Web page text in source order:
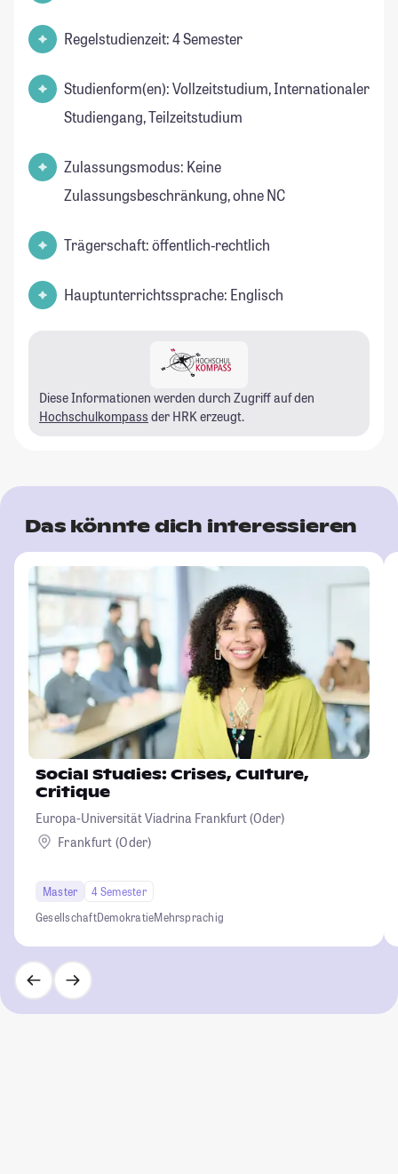
Regelstudienzeit: 4 Semester
Studienform(en): Vollzeitstudium, Internationaler
Studiengang, Teilzeitstudium
Zulassungsmodus: Keine
Zulassungsbeschränkung, ohne NC
Trägerschaft: öffentlich-rechtlich
Hauptunterrichtssprache: Englisch
Diese Informationen werden durch Zugriff auf den
Hochschulkompass der HRK erzeugt.
Das könnte dich interessieren
Social Studies: Crises, Culture,
Critique
Europa-Universität Viadrina Frankfurt (Oder)
Frankfurt (Oder)
Master
4 Semester
GesellschaftDemokratieMehrsprachig